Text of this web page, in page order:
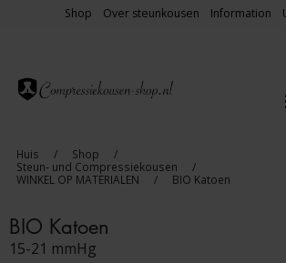
Shop Over steunkousen Information
Huis / Shop
/
Steun- und Compressiekousen
/
WINKEL OP MATERIALEN
/ BIO Katoen
BIO Katoen
15-21 mmHg